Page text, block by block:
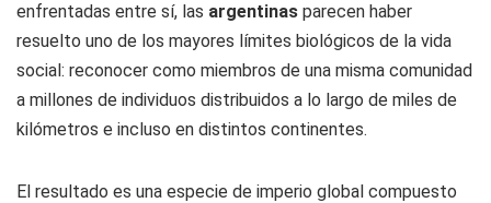
enfrentadas entre sí, las argentinas parecen haber
resuelto uno de los mayores límites biológicos de la vida
social: reconocer como miembros de una misma comunidad
a millones de individuos distribuidos a lo largo de miles de
kilómetros e incluso en distintos continentes.
El resultado es una especie de imperio global compuesto